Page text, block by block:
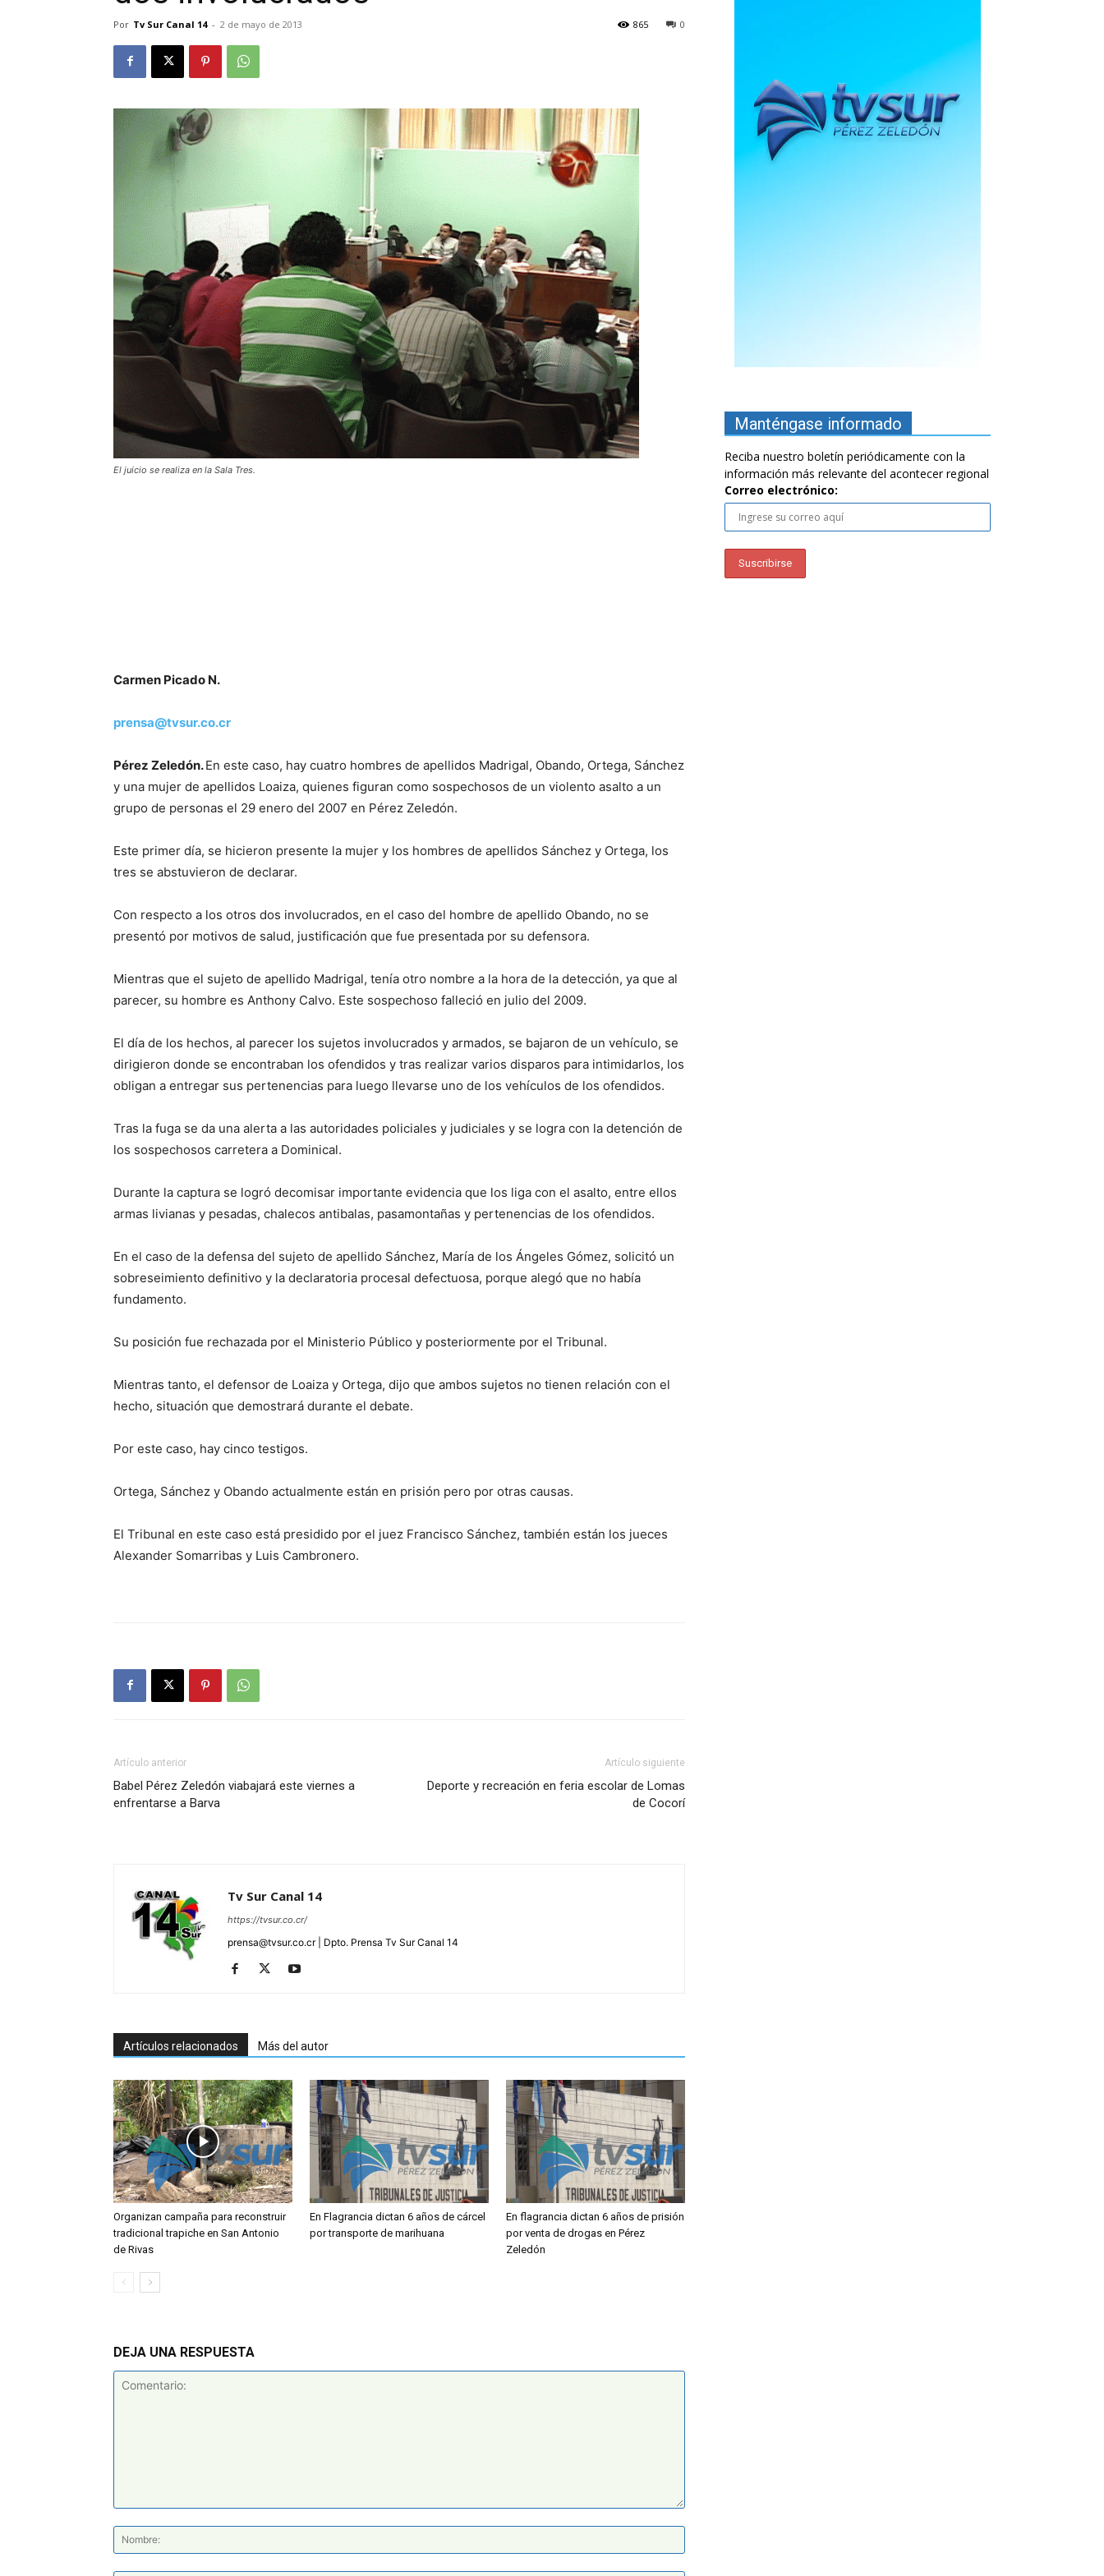
Por Tv Sur Canal 14 - 2 de mayo de 2013 0
865
El juicio se realiza en la Sala Tres.
Carmen Picado N.
prensa@tvsur.co.cr
Pérez Zeledón.En este caso, hay cuatro hombres de apellidos Madrigal, Obando, Ortega, Sánchez
y una mujer de apellidos Loaiza, quienes figuran como sospechosos de un violento asalto a un
grupo de personas el 29 enero del 2007 en Pérez Zeledón.
Este primer día, se hicieron presente la mujer y los hombres de apellidos Sánchez y Ortega, los
tres se abstuvieron de declarar.
Con respecto a los otros dos involucrados, en el caso del hombre de apellido Obando, no se
presentó por motivos de salud, justificación que fue presentada por su defensora.
Mientras que el sujeto de apellido Madrigal, tenía otro nombre a la hora de la detección, ya que al
parecer, su hombre es Anthony Calvo. Este sospechoso falleció en julio del 2009.
El día de los hechos, al parecer los sujetos involucrados y armados, se bajaron de un vehículo, se
dirigieron donde se encontraban los ofendidos y tras realizar varios disparos para intimidarlos, los
obligan a entregar sus pertenencias para luego llevarse uno de los vehículos de los ofendidos.
Tras la fuga se da una alerta a las autoridades policiales y judiciales y se logra con la detención de
los sospechosos carretera a Dominical.
Durante la captura se logró decomisar importante evidencia que los liga con el asalto, entre ellos
armas livianas y pesadas, chalecos antibalas, pasamontañas y pertenencias de los ofendidos.
En el caso de la defensa del sujeto de apellido Sánchez, María de los Ángeles Gómez, solicitó un
sobreseimiento definitivo y la declaratoria procesal defectuosa, porque alegó que no había
fundamento.
Su posición fue rechazada por el Ministerio Público y posteriormente por el Tribunal.
Mientras tanto, el defensor de Loaiza y Ortega, dijo que ambos sujetos no tienen relación con el
hecho, situación que demostrará durante el debate.
Por este caso, hay cinco testigos.
Ortega, Sánchez y Obando actualmente están en prisión pero por otras causas.
El Tribunal en este caso está presidido por el juez Francisco Sánchez, también están los jueces
Alexander Somarribas y Luis Cambronero.
Artículo anterior
Babel Pérez Zeledón viabajará este viernes a
enfrentarse a Barva
Artículo siguiente
Deporte y recreación en feria escolar de Lomas
de Cocorí
Tv Sur Canal 14
https://tvsur.co.cr/
prensa@tvsur.co.cr | Dpto. Prensa Tv Sur Canal 14
Artículos relacionados Más del autor
Organizan campaña para reconstruir
tradicional trapiche en San Antonio
de Rivas
En Flagrancia dictan 6 años de cárcel
por transporte de marihuana
En flagrancia dictan 6 años de prisión
por venta de drogas en Pérez
Zeledón
DEJA UNA RESPUESTA
Manténgase informado
Reciba nuestro boletín periódicamente con la
información más relevante del acontecer regional
Correo electrónico: